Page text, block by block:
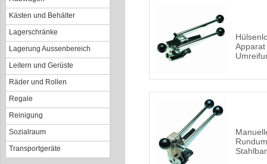
Kästen und Behälter
Lagerschränke
Lagerung Aussenbereich
Leitern und Gerüste
Räder und Rollen
Regale
Reinigung
Sozialraum
Transportgeräte